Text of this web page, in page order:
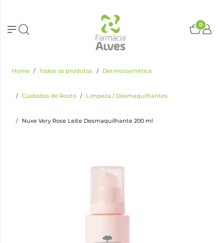
0
Home Todos os produtos Dermocosmética
Cuidados de Rosto Limpeza / Desmaquilhantes
Nuxe Very Rose Leite Desmaquilhante 200 ml